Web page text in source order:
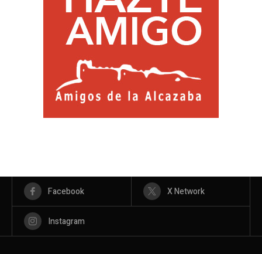
Facebook X Network
Instagram